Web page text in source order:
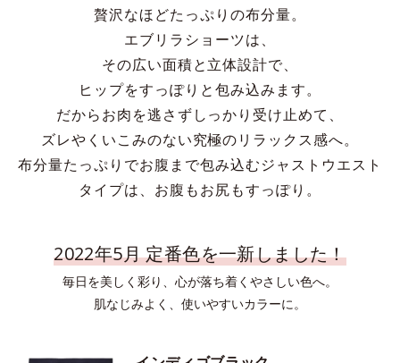
贅沢なほどたっぷりの布分量。
エブリラショーツは、
その広い面積と立体設計で、
ヒップをすっぽりと包み込みます。
だからお肉を逃さずしっかり受け止めて、
ズレやくいこみのない究極のリラックス感へ。
布分量たっぷりでお腹まで包み込むジャストウエスト
タイプは、お腹もお尻もすっぽり。
2022年5月 定番色を一新しました！
毎日を美しく彩り、心が落ち着くやさしい色へ。
肌なじみよく、使いやすいカラーに。